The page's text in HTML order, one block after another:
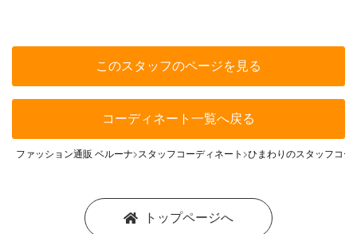
このスタッフのページを見る
コーディネート一覧へ戻る
ファッション通販 ベルーナ スタッフコーディネート ひまわりのスタッフコー
トップページへ